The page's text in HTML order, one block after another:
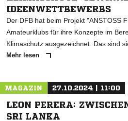
IDEENWETTBEWERBS
Der DFB hat beim Projekt "ANSTOSS
Amateurklubs für ihre Konzepte im
Klimaschutz ausgezeichnet. Das sind
Mehr lesen
MAGAZIN 27.10.2024 | 11:00
LEON PERERA:
SRI LANKA